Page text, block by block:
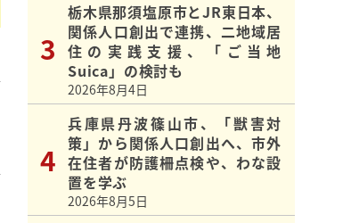
栃木県那須塩原市とJR東日本、
関係人口創出で連携、二地域居
住の実践支援、「ご当地
Suica」の検討も
2026年8月4日
兵庫県丹波篠山市、「獣害対
策」から関係人口創出へ、市外
在住者が防護柵点検や、わな設
置を学ぶ
2026年8月5日